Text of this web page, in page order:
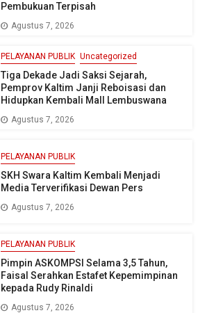
Pembukuan Terpisah
Agustus 7, 2026
PELAYANAN PUBLIK Uncategorized
Tiga Dekade Jadi Saksi Sejarah,
Pemprov Kaltim Janji Reboisasi dan
Hidupkan Kembali Mall Lembuswana
Agustus 7, 2026
PELAYANAN PUBLIK
SKH Swara Kaltim Kembali Menjadi
Media Terverifikasi Dewan Pers
Agustus 7, 2026
PELAYANAN PUBLIK
Pimpin ASKOMPSI Selama 3,5 Tahun,
Faisal Serahkan Estafet Kepemimpinan
kepada Rudy Rinaldi
Agustus 7, 2026